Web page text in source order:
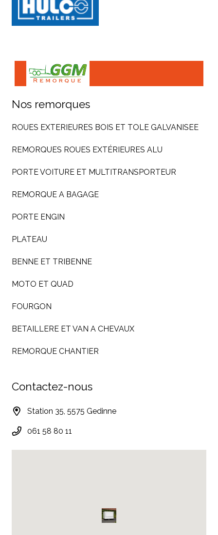
Nos remorques
ROUES EXTERIEURES BOIS ET TOLE GALVANISEE
REMORQUES ROUES EXTÉRIEURES ALU
PORTE VOITURE ET MULTITRANSPORTEUR
REMORQUE A BAGAGE
PORTE ENGIN
PLATEAU
BENNE ET TRIBENNE
MOTO ET QUAD
FOURGON
BETAILLERE ET VAN A CHEVAUX
REMORQUE CHANTIER
Contactez-nous
Station 35, 5575 Gedinne
061 58 80 11